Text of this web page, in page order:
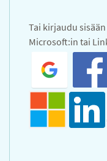
Tai kirjaudu
Microsoft:in tai